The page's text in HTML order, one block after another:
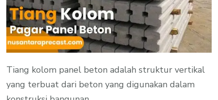
Tiang kolom panel beton adalah struktur vertikal
yang terbuat dari beton yang digunakan dalam